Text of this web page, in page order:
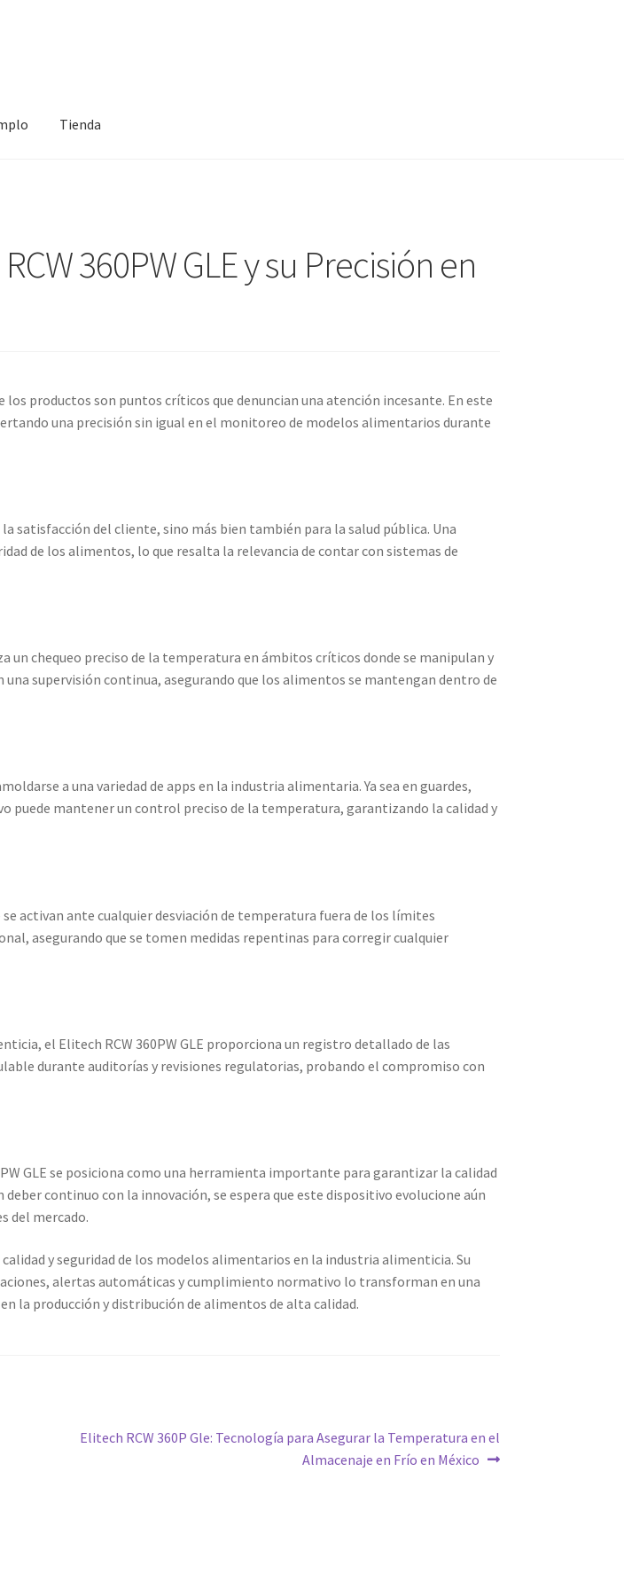
Tienda
360PW GLE y su Precisión en
productos son puntos críticos que denuncian una atención incesante. En este
una precisión sin igual en el monitoreo de modelos alimentarios durante
satisfacción del cliente, sino más bien también para la salud pública. Una
de los alimentos, lo que resalta la relevancia de contar con sistemas de
un chequeo preciso de la temperatura en ámbitos críticos donde se manipulan y
supervisión continua, asegurando que los alimentos se mantengan dentro de
a una variedad de apps en la industria alimentaria. Ya sea en guardes,
puede mantener un control preciso de la temperatura, garantizando la calidad y
activan ante cualquier desviación de temperatura fuera de los límites
asegurando que se tomen medidas repentinas para corregir cualquier
el Elitech RCW 360PW GLE proporciona un registro detallado de las
durante auditorías y revisiones regulatorias, probando el compromiso con
GLE se posiciona como una herramienta importante para garantizar la calidad
continuo con la innovación, se espera que este dispositivo evolucione aún
del mercado.
y seguridad de los modelos alimentarios en la industria alimenticia. Su
alertas automáticas y cumplimiento normativo lo transforman en una
la producción y distribución de alimentos de alta calidad.
Siguiente
Elitech RCW 360P Gle: Tecnología para Asegurar la Temperatura en el
Almacenaje en Frío en México